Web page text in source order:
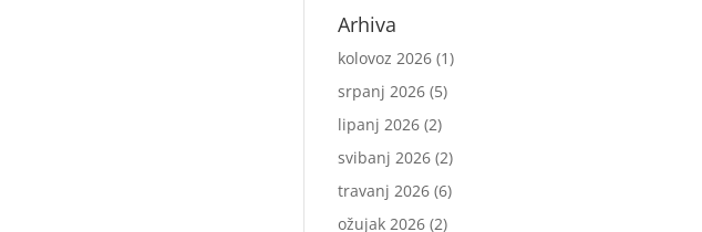
Arhiva
kolovoz 2026 (1)
srpanj 2026 (5)
lipanj 2026 (2)
svibanj 2026 (2)
travanj 2026 (6)
ožujak 2026 (2)